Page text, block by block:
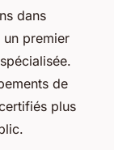
dans
premier
de
plus